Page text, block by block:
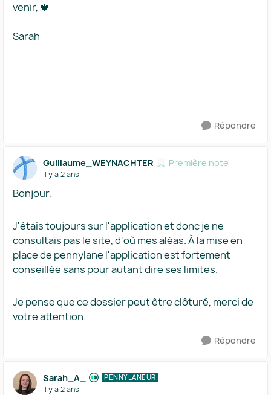
venir, 🍁
Sarah
Répondre
Guillaume_WEYNACHTER Première note
il y a 2 ans
Bonjour,
J'étais toujours sur l'application et donc je ne
consultais pas le site, d'où mes aléas. À la mise en
place de pennylane l'application est fortement
conseillée sans pour autant dire ses limites.
Je pense que ce dossier peut être clôturé, merci de
votre attention.
Répondre
Sarah_A_ PENNYLANEUR
il y a 2 ans